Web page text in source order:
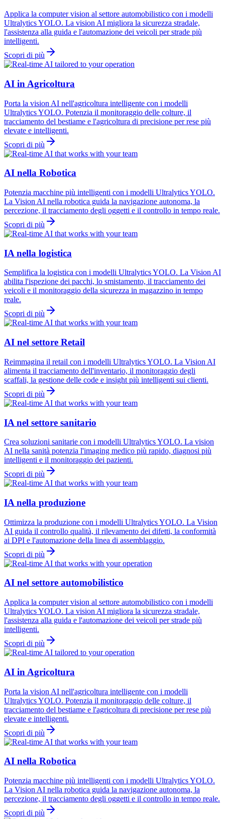
Applica la computer vision al settore automobilistico con i modelli
Ultralytics YOLO. La vision AI migliora la sicurezza stradale,
l'assistenza alla guida e l'automazione dei veicoli per strade più
intelligenti.
Scopri di più
AI in Agricoltura
Porta la vision AI nell'agricoltura intelligente con i modelli
Ultralytics YOLO. Potenzia il monitoraggio delle colture, il
tracciamento del bestiame e l'agricoltura di precisione per rese più
elevate e intelligenti.
Scopri di più
AI nella Robotica
Potenzia macchine più intelligenti con i modelli Ultralytics YOLO.
La Vision AI nella robotica guida la navigazione autonoma, la
percezione, il tracciamento degli oggetti e il controllo in tempo reale.
Scopri di più
IA nella logistica
Semplifica la logistica con i modelli Ultralytics YOLO. La Vision AI
abilita l'ispezione dei pacchi, lo smistamento, il tracciamento dei
veicoli e il monitoraggio della sicurezza in magazzino in tempo
reale.
Scopri di più
AI nel settore Retail
Reimmagina il retail con i modelli Ultralytics YOLO. La Vision AI
alimenta il tracciamento dell'inventario, il monitoraggio degli
scaffali, la gestione delle code e insight più intelligenti sui clienti.
Scopri di più
IA nel settore sanitario
Crea soluzioni sanitarie con i modelli Ultralytics YOLO. La vision
AI nella sanità potenzia l'imaging medico più rapido, diagnosi più
intelligenti e il monitoraggio dei pazienti.
Scopri di più
IA nella produzione
Ottimizza la produzione con i modelli Ultralytics YOLO. La Vision
AI guida il controllo qualità, il rilevamento dei difetti, la conformità
ai DPI e l'automazione della linea di assemblaggio.
Scopri di più
AI nel settore automobilistico
Applica la computer vision al settore automobilistico con i modelli
Ultralytics YOLO. La vision AI migliora la sicurezza stradale,
l'assistenza alla guida e l'automazione dei veicoli per strade più
intelligenti.
Scopri di più
AI in Agricoltura
Porta la vision AI nell'agricoltura intelligente con i modelli
Ultralytics YOLO. Potenzia il monitoraggio delle colture, il
tracciamento del bestiame e l'agricoltura di precisione per rese più
elevate e intelligenti.
Scopri di più
AI nella Robotica
Potenzia macchine più intelligenti con i modelli Ultralytics YOLO.
La Vision AI nella robotica guida la navigazione autonoma, la
percezione, il tracciamento degli oggetti e il controllo in tempo reale.
Scopri di più